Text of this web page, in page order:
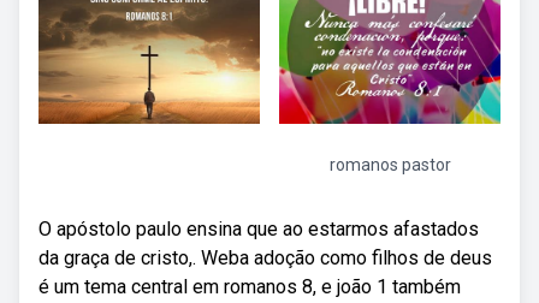
romanos pastor
O apóstolo paulo ensina que ao estarmos afastados
da graça de cristo,. Weba adoção como filhos de deus
é um tema central em romanos 8, e joão 1 também